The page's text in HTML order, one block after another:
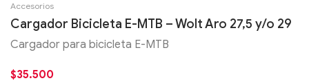
Accesorios
Cargador Bicicleta E-MTB – Wolt Aro 27,5 y/o 29
Cargador para bicicleta E-MTB
$35.500